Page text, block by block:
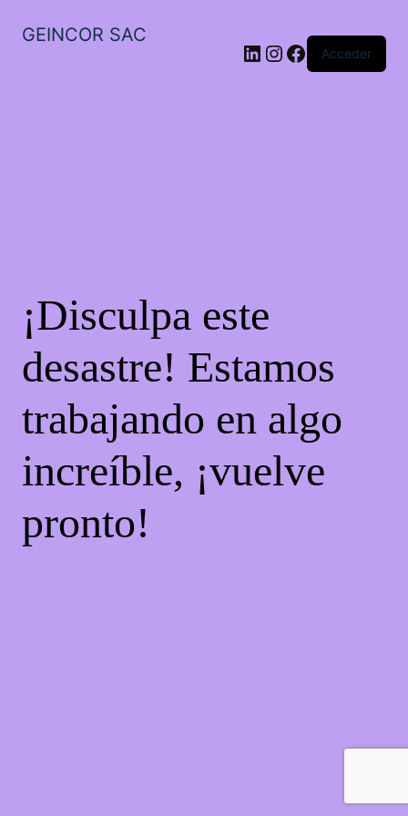
GEINCOR SAC
LinkedIn
Instagram
Facebook
Acceder
¡Disculpa este
desastre! Estamos
trabajando en algo
increíble, ¡vuelve
pronto!